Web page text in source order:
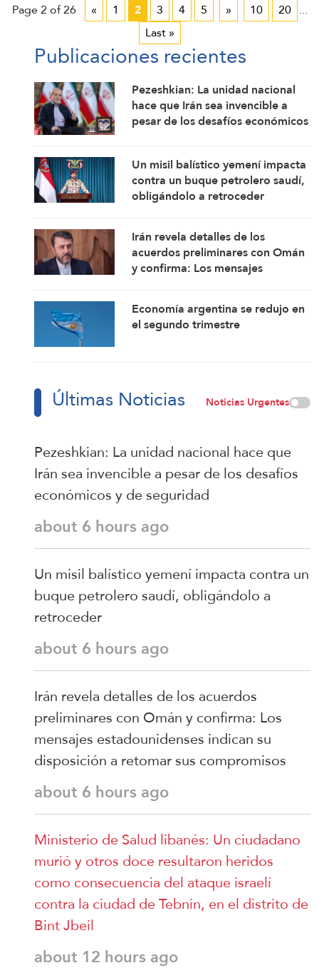
Page 2 of 26 « 1 2 3 4 5 » 10 20 ...
Last »
Publicaciones recientes
Pezeshkian: La unidad nacional
hace que Irán sea invencible a
pesar de los desafíos económicos
Un misil balístico yemení impacta
contra un buque petrolero saudí,
obligándolo a retroceder
Irán revela detalles de los
acuerdos preliminares con Omán
y confirma: Los mensajes
disposición a retomar sus
compromisos
Economía argentina se redujo en
el segundo trimestre
Últimas Noticias Noticias Urgentes
Pezeshkian: La unidad nacional hace que
Irán sea invencible a pesar de los desafíos
económicos y de seguridad
about 6 hours ago
Un misil balístico yemení impacta contra un
buque petrolero saudí, obligándolo a
retroceder
about 6 hours ago
Irán revela detalles de los acuerdos
preliminares con Omán y confirma: Los
mensajes estadounidenses indican su
disposición a retomar sus compromisos
about 6 hours ago
Ministerio de Salud libanés: Un ciudadano
murió y otros doce resultaron heridos
como consecuencia del ataque israelí
contra la ciudad de Tebnin, en el distrito de
Bint Jbeil
about 12 hours ago